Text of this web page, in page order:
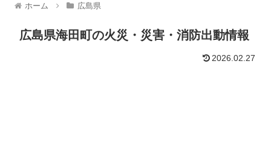
ホーム 広島県
広島県海田町の火災・災害・消防出動情報
2026.02.27